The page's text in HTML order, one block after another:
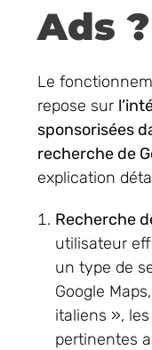
Ads ?
Le
repose sur
sponsorisées
recherche de
explication
Recherche
utilisateur
un type de
Google
italiens »,
pertinentes